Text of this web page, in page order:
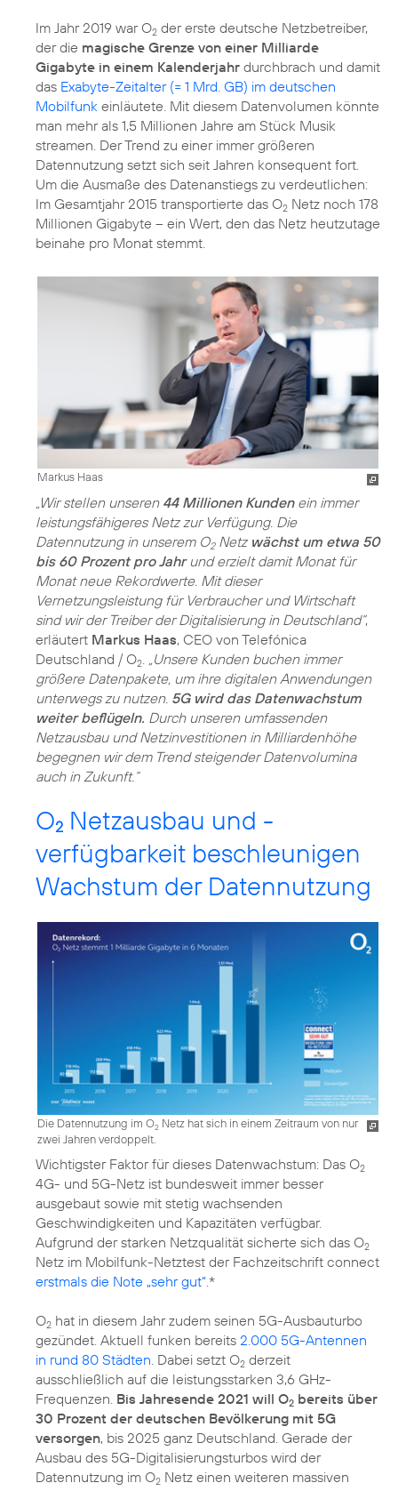
Im Jahr 2019 war O2 der erste deutsche Netzbetreiber,
der die magische Grenze von einer Milliarde
Gigabyte in einem Kalenderjahr durchbrach und damit
das Exabyte-Zeitalter (= 1 Mrd. GB) im deutschen
Mobilfunk einläutete. Mit diesem Datenvolumen könnte
man mehr als 1,5 Millionen Jahre am Stück Musik
streamen. Der Trend zu einer immer größeren
Datennutzung setzt sich seit Jahren konsequent fort.
Um die Ausmaße des Datenanstiegs zu verdeutlichen:
Im Gesamtjahr 2015 transportierte das O2 Netz noch 178
Millionen Gigabyte – ein Wert, den das Netz heutzutage
beinahe pro Monat stemmt.
Markus Haas
„Wir stellen unseren 44 Millionen Kundenein immer
leistungsfähigeres Netz zur Verfügung. Die
Datennutzung in unserem O2Netz wächst um etwa 50
bis 60 Prozent pro Jahrund erzielt damit Monat für
Monat neue Rekordwerte. Mit dieser
Vernetzungsleistung für Verbraucher und Wirtschaft
sind wir der Treiber der Digitalisierung in Deutschland“,
erläutert Markus Haas, CEO von Telefónica
Deutschland / O2. „Unsere Kunden buchen immer
größere Datenpakete, um ihre digitalen Anwendungen
unterwegs zu nutzen. 5G wird das Datenwachstum
weiter beflügeln. Durch unseren umfassenden
Netzausbau und Netzinvestitionen in Milliardenhöhe
begegnen wir dem Trend steigender Datenvolumina
O2 Netzausbau und -
verfügbarkeit beschleunigen
Wachstum der Datennutzung
Die Datennutzung im O2 Netz hat sich in einem Zeitraum von nur
zwei Jahren verdoppelt.
Wichtigster Faktor für dieses Datenwachstum: Das O2
4G- und 5G-Netz ist bundesweit immer besser
ausgebaut sowie mit stetig wachsenden
Geschwindigkeiten und Kapazitäten verfügbar.
Aufgrund der starken Netzqualität sicherte sich das O2
Netz im Mobilfunk-Netztest der Fachzeitschrift connect
erstmals die Note „sehr gut“.*
O2 hat in diesem Jahr zudem seinen 5G-Ausbauturbo
gezündet. Aktuell funken bereits 2.000 5G-Antennen
in rund 80 Städten . Dabei setzt O2 derzeit
ausschließlich auf die leistungsstarken 3,6 GHz-
Frequenzen. Bis Jahresende 2021 will O2 bereits über
30 Prozent der deutschen Bevölkerung mit 5G
versorgen, bis 2025 ganz Deutschland. Gerade der
Ausbau des 5G-Digitalisierungsturbos wird der
Datennutzung im O2 Netz einen weiteren massiven